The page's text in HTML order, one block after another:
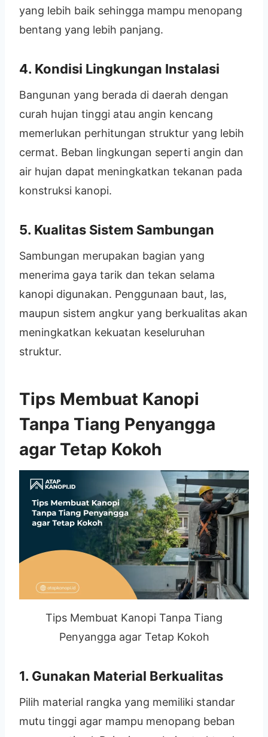
yang lebih baik sehingga mampu menopang
bentang yang lebih panjang.
4. Kondisi Lingkungan Instalasi
Bangunan yang berada di daerah dengan
curah hujan tinggi atau angin kencang
memerlukan perhitungan struktur yang lebih
cermat. Beban lingkungan seperti angin dan
air hujan dapat meningkatkan tekanan pada
konstruksi kanopi.
5. Kualitas Sistem Sambungan
Sambungan merupakan bagian yang
menerima gaya tarik dan tekan selama
kanopi digunakan. Penggunaan baut, las,
maupun sistem angkur yang berkualitas akan
meningkatkan kekuatan keseluruhan
struktur.
Tips Membuat Kanopi
Tanpa Tiang Penyangga
agar Tetap Kokoh
Tips Membuat Kanopi Tanpa Tiang
Penyangga agar Tetap Kokoh
1. Gunakan Material Berkualitas
Pilih material rangka yang memiliki standar
mutu tinggi agar mampu menopang beban